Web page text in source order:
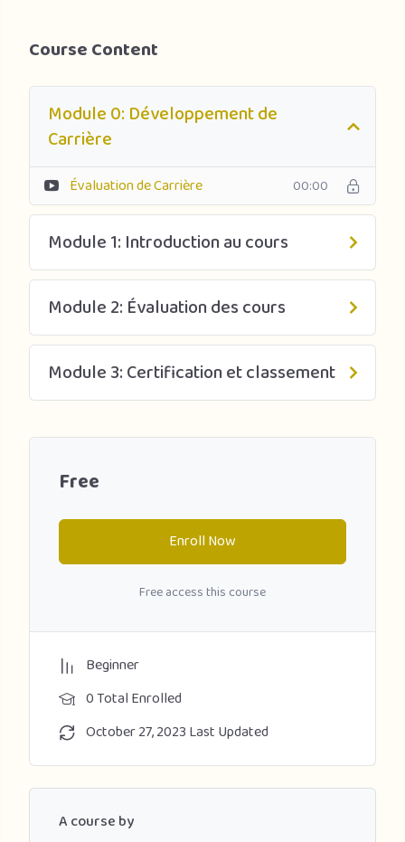
Course Content
Module 0: Développement de
Carrière
Évaluation de Carrière 00:00
Module 1: Introduction au cours
Module 2: Évaluation des cours
Module 3: Certification et classement
Free
Enroll Now
Free access this course
Beginner
0 Total Enrolled
October 27, 2023 Last Updated
A course by